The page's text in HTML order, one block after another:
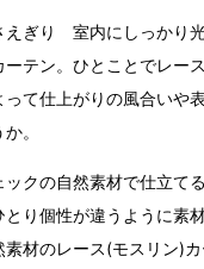
えぎり 室内にしっかり
ーテン。ひとことでレー
って仕上がりの風合いや
。
クの自然素材で仕立て
とり個性が違うように素
素材のレース(モスリン)